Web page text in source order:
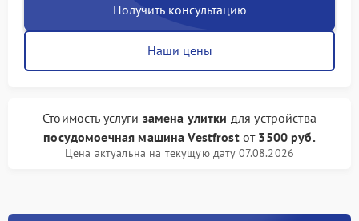
Получить консультацию
Наши цены
Стоимость услуги замена улитки для устройства
посудомоечная машина Vestfrostот 3500 руб.
Цена актуальна на текущую дату 07.08.2026